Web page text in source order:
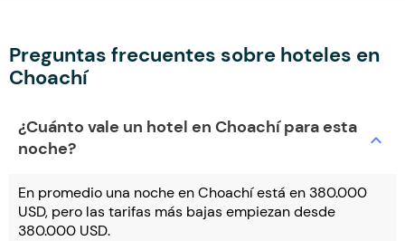
Preguntas frecuentes sobre hoteles en
Choachí
¿Cuánto vale un hotel en Choachí para esta
noche?
expand_more
En promedio una noche en Choachí está en 380.000
USD, pero las tarifas más bajas empiezan desde
380.000 USD.